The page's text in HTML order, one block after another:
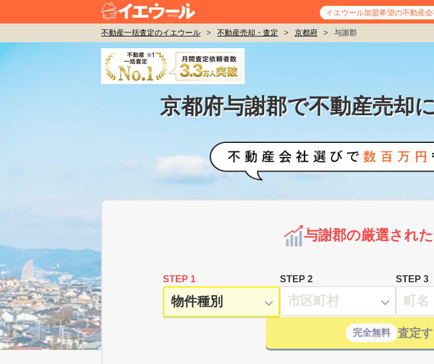
イエウール加盟希望の不動産会
不動産一括査定のイエウール > 不動産売却・査定 > 京都府 > 与謝郡
京都府与謝郡で不動産売却
与謝郡の厳選され
STEP 1 STEP 2 STEP 3
完全無料 査定